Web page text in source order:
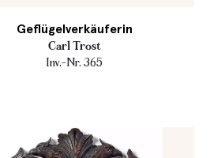
Geflügelverkäuferin
Carl Trost
Inv.-Nr. 365